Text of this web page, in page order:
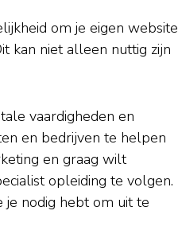
om je eigen website
kan niet alleen nuttig zijn
vaardigheden en
en bedrijven te helpen
en graag wilt
opleiding te volgen.
je nodig hebt om uit te